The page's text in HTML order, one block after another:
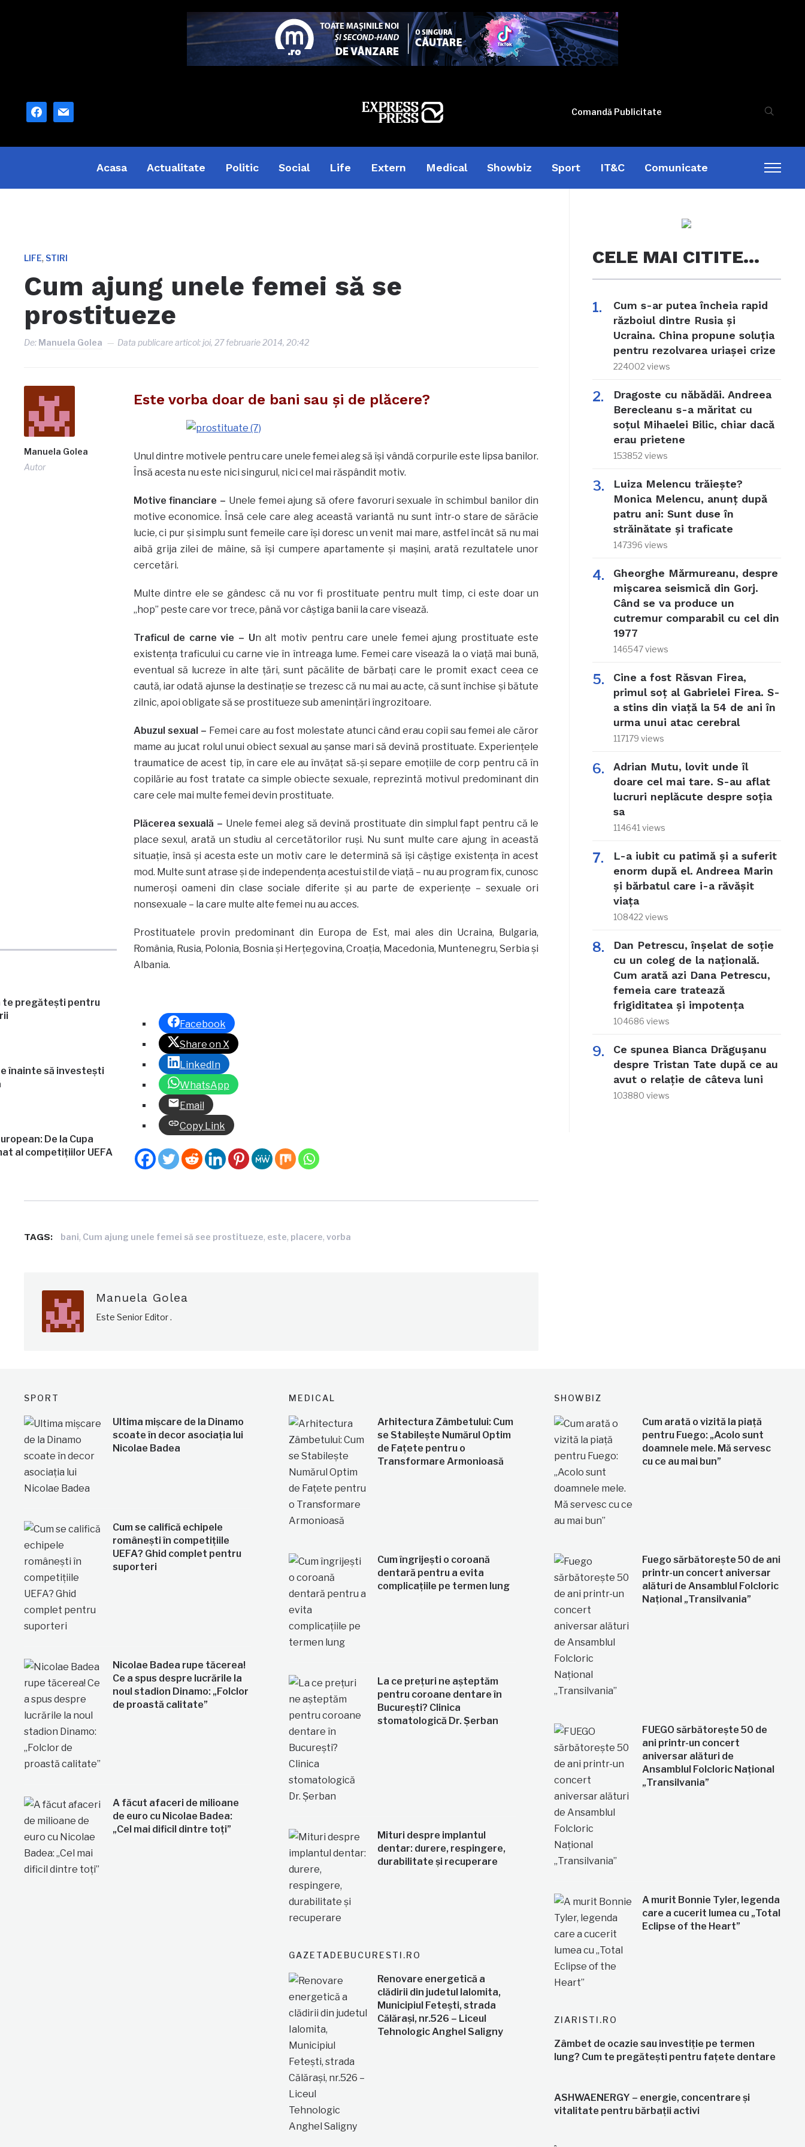
facebook
mail Comandă Publicitate
Acasa Actualitate Politic Social Life Extern Medical Showbiz Sport IT&C Comunicate
LIFE, STIRI
Cum ajung unele femei să se
prostitueze
De: Manuela Golea Data publicare articol:joi, 27 februarie 2014, 20:42
Manuela Golea
Autor
te pregătești pentru
înainte să investești
De la Cupa
al competițiilor UEFA
Este vorba doar de bani sau şi de plăcere?
Unul dintre motivele pentru care unele femei aleg să îşi vândă corpurile este lipsa banilor.
Însă acesta nu este nici singurul, nici cel mai răspândit motiv.
Motive financiare – Unele femei ajung să ofere favoruri sexuale în schimbul banilor din
motive economice. Însă cele care aleg această variantă nu sunt într-o stare de sărăcie
lucie, ci pur şi simplu sunt femeile care îşi doresc un venit mai mare, astfel încât să nu mai
aibă grija zilei de mâine, să îşi cumpere apartamente şi maşini, arată rezultatele unor
cercetări.
Multe dintre ele se gândesc că nu vor fi prostituate pentru mult timp, ci este doar un
„hop” peste care vor trece, până vor câştiga banii la care visează.
Traficul de carne vie – Un alt motiv pentru care unele femei ajung prostituate este
existenţa traficului cu carne vie în întreaga lume. Femei care visează la o viaţă mai bună,
eventual să lucreze în alte ţări, sunt păcălite de bărbaţi care le promit exact ceea ce
caută, iar odată ajunse la destinaţie se trezesc că nu mai au acte, că sunt închise şi bătute
zilnic, apoi obligate să se prostitueze sub ameninţări îngrozitoare.
Abuzul sexual – Femei care au fost molestate atunci când erau copii sau femei ale căror
mame au jucat rolul unui obiect sexual au şanse mari să devină prostituate. Experienţele
traumatice de acest tip, în care ele au învăţat să-şi separe emoţiile de corp pentru că în
copilărie au fost tratate ca simple obiecte sexuale, reprezintă motivul predominant din
care cele mai multe femei devin prostituate.
Plăcerea sexuală – Unele femei aleg să devină prostituate din simplul fapt pentru că le
place sexul, arată un studiu al cercetătorilor ruşi. Nu sunt multe care ajung în această
situaţie, însă şi acesta este un motiv care le determină să îşi câştige existenţa în acest
mod. Multe sunt atrase şi de independenţa acestui stil de viaţă – nu au program fix, cunosc
numeroşi oameni din clase sociale diferite şi au parte de experienţe – sexuale ori
nonsexuale – la care multe alte femei nu au acces.
Prostituatele provin predominant din Europa de Est, mai ales din Ucraina, Bulgaria,
România, Rusia, Polonia, Bosnia şi Herţegovina, Croaţia, Macedonia, Muntenegru, Serbia şi
Albania.
Facebook
Share on X
LinkedIn
WhatsApp
Email
Copy Link
TAGS: bani, Cum ajung unele femei să see prostitueze, este, placere,vorba
Manuela Golea
Este Senior Editor .
CELE MAI CITITE…
Cum s-ar putea încheia rapid
războiul dintre Rusia și
Ucraina. China propune soluția
pentru rezolvarea uriașei crize
224002 views
Dragoste cu năbădăi. Andreea
Berecleanu s-a măritat cu
soțul Mihaelei Bilic, chiar dacă
erau prietene
153852 views
Luiza Melencu trăiește?
Monica Melencu, anunț după
patru ani: Sunt duse în
străinătate și traficate
147396 views
Gheorghe Mărmureanu, despre
mișcarea seismică din Gorj.
Când se va produce un
cutremur comparabil cu cel din
1977
146547 views
Cine a fost Răsvan Firea,
primul soț al Gabrielei Firea. S-
a stins din viață la 54 de ani în
urma unui atac cerebral
117179 views
Adrian Mutu, lovit unde îl
doare cel mai tare. S-au aflat
lucruri neplăcute despre soția
sa
114641 views
L-a iubit cu patimă și a suferit
enorm după el. Andreea Marin
și bărbatul care i-a răvășit
viața
108422 views
Dan Petrescu, înșelat de soție
cu un coleg de la națională.
Cum arată azi Dana Petrescu,
femeia care tratează
frigiditatea și impotența
104686 views
Ce spunea Bianca Drăgușanu
despre Tristan Tate după ce au
avut o relație de câteva luni
103880 views
SPORT
Ultima mișcare de la Dinamo
scoate în decor asociația lui
Nicolae Badea
Cum se califică echipele
românești în competițiile
UEFA? Ghid complet pentru
suporteri
Nicolae Badea rupe tăcerea!
Ce a spus despre lucrările la
noul stadion Dinamo: „Folclor
de proastă calitate”
A făcut afaceri de milioane
de euro cu Nicolae Badea:
„Cel mai dificil dintre toți”
MEDICAL
Arhitectura Zâmbetului: Cum
se Stabilește Numărul Optim
de Fațete pentru o
Transformare Armonioasă
Cum îngrijești o coroană
dentară pentru a evita
complicațiile pe termen lung
La ce prețuri ne așteptăm
pentru coroane dentare în
București? Clinica
stomatologică Dr. Șerban
Mituri despre implantul
dentar: durere, respingere,
durabilitate și recuperare
GAZETADEBUCURESTI.RO
Renovare energetică a
clădirii din judetul Ialomita,
Municipiul Fetești, strada
Călărași, nr.526 – Liceul
Tehnologic Anghel Saligny
SHOWBIZ
Cum arată o vizită la piață
pentru Fuego: „Acolo sunt
doamnele mele. Mă servesc
cu ce au mai bun”
Fuego sărbătorește 50 de ani
printr-un concert aniversar
alături de Ansamblul Folcloric
Național „Transilvania”
FUEGO sărbătorește 50 de
ani printr-un concert
aniversar alături de
Ansamblul Folcloric Național
„Transilvania”
A murit Bonnie Tyler, legenda
care a cucerit lumea cu „Total
Eclipse of the Heart”
ZIARISTI.RO
Zâmbet de ocazie sau investiție pe termen
lung? Cum te pregătești pentru fațete dentare
ASHWAENERGY – energie, concentrare și
vitalitate pentru bărbații activi